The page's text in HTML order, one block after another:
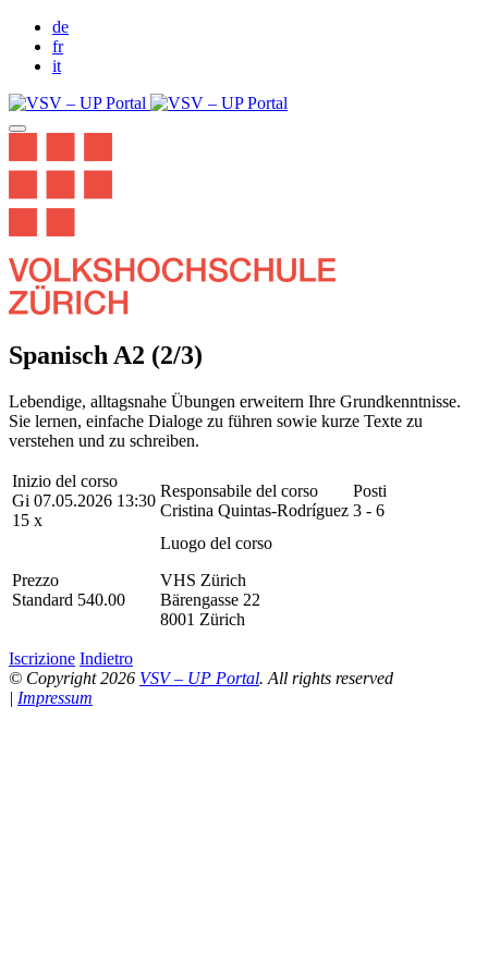
de
fr
it
Spanisch A2 (2/3)
Lebendige, alltagsnahe Übungen erweitern Ihre Grundkenntnisse.
Sie lernen, einfache Dialoge zu führen sowie kurze Texte zu
verstehen und zu schreiben.
Inizio del corso
Gi 07.05.2026 13:30
15 x
Responsabile del corso
Cristina Quintas-Rodríguez
Posti
3 - 6
Prezzo
Standard 540.00
Luogo del corso
VHS Zürich
Bärengasse 22
8001 Zürich
Iscrizione Indietro
© Copyright 2026 VSV – UP Portal. All rights reserved
| Impressum